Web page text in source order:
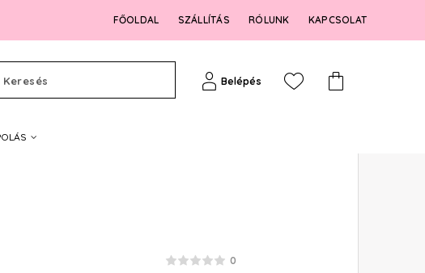
FŐOLDAL SZÁLLÍTÁS RÓLUNK KAPCSOLAT
Keresés Belépés
0